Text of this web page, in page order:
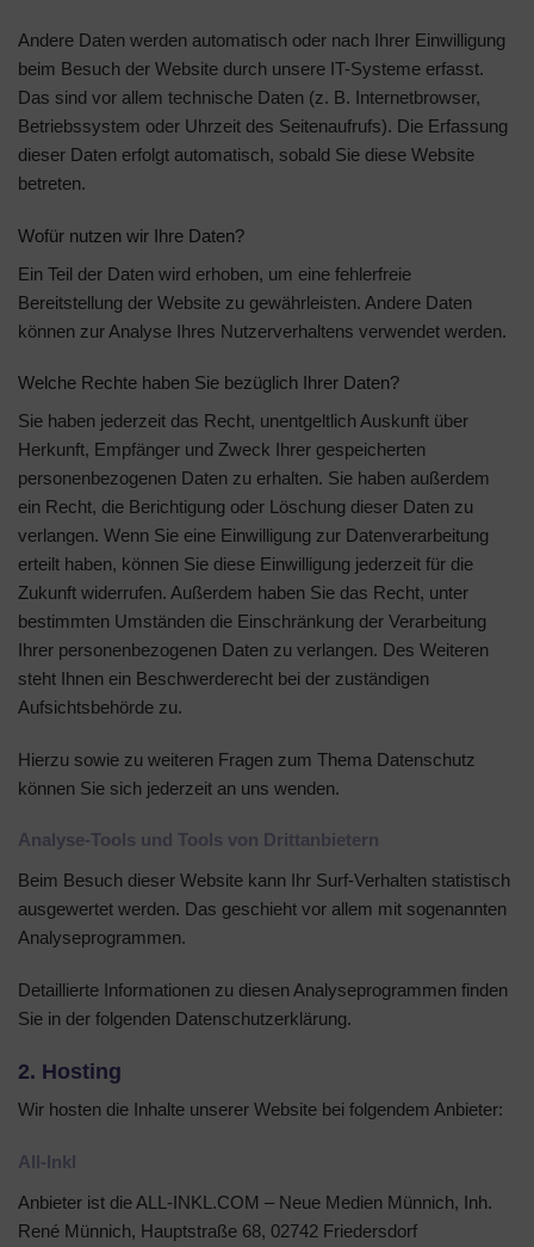
Andere Daten werden automatisch oder nach Ihrer Einwilligung
beim Besuch der Website durch unsere IT-Systeme erfasst.
Das sind vor allem technische Daten (z. B. Internetbrowser,
Betriebssystem oder Uhrzeit des Seitenaufrufs). Die Erfassung
dieser Daten erfolgt automatisch, sobald Sie diese Website
betreten.
Wofür nutzen wir Ihre Daten?
Ein Teil der Daten wird erhoben, um eine fehlerfreie
Bereitstellung der Website zu gewährleisten. Andere Daten
können zur Analyse Ihres Nutzerverhaltens verwendet werden.
Welche Rechte haben Sie bezüglich Ihrer Daten?
Sie haben jederzeit das Recht, unentgeltlich Auskunft über
Herkunft, Empfänger und Zweck Ihrer gespeicherten
personenbezogenen Daten zu erhalten. Sie haben außerdem
ein Recht, die Berichtigung oder Löschung dieser Daten zu
verlangen. Wenn Sie eine Einwilligung zur Datenverarbeitung
erteilt haben, können Sie diese Einwilligung jederzeit für die
Zukunft widerrufen. Außerdem haben Sie das Recht, unter
bestimmten Umständen die Einschränkung der Verarbeitung
Ihrer personenbezogenen Daten zu verlangen. Des Weiteren
steht Ihnen ein Beschwerderecht bei der zuständigen
Aufsichtsbehörde zu.
Hierzu sowie zu weiteren Fragen zum Thema Datenschutz
können Sie sich jederzeit an uns wenden.
Analyse-Tools und Tools von Dritt­anbietern
Beim Besuch dieser Website kann Ihr Surf-Verhalten statistisch
ausgewertet werden. Das geschieht vor allem mit sogenannten
Analyseprogrammen.
Detaillierte Informationen zu diesen Analyseprogrammen finden
Sie in der folgenden Datenschutzerklärung.
2. Hosting
Wir hosten die Inhalte unserer Website bei folgendem Anbieter:
All-Inkl
Anbieter ist die ALL-INKL.COM – Neue Medien Münnich, Inh.
René Münnich, Hauptstraße 68, 02742 Friedersdorf